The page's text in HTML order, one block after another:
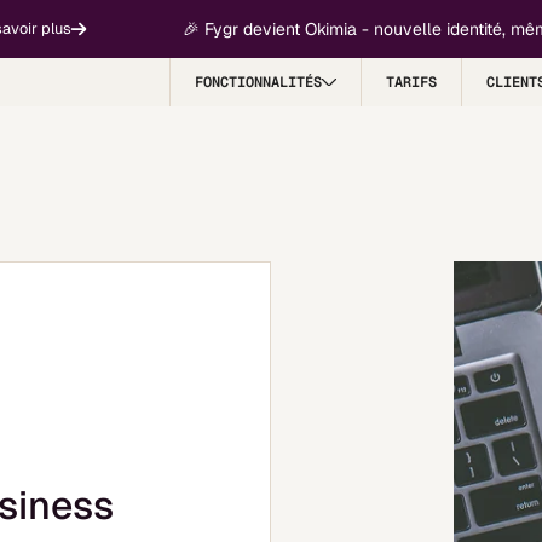
🎉 Fygr devient Okimia - nouvelle identité, même
FONCTIONNALITÉS TARIFS